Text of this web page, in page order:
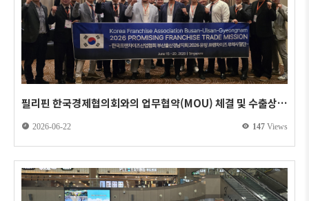
필리핀 한국경제협의회와의 업무협약(MOU) 체결 및 수출상담
회 2026-06-22 147 Views